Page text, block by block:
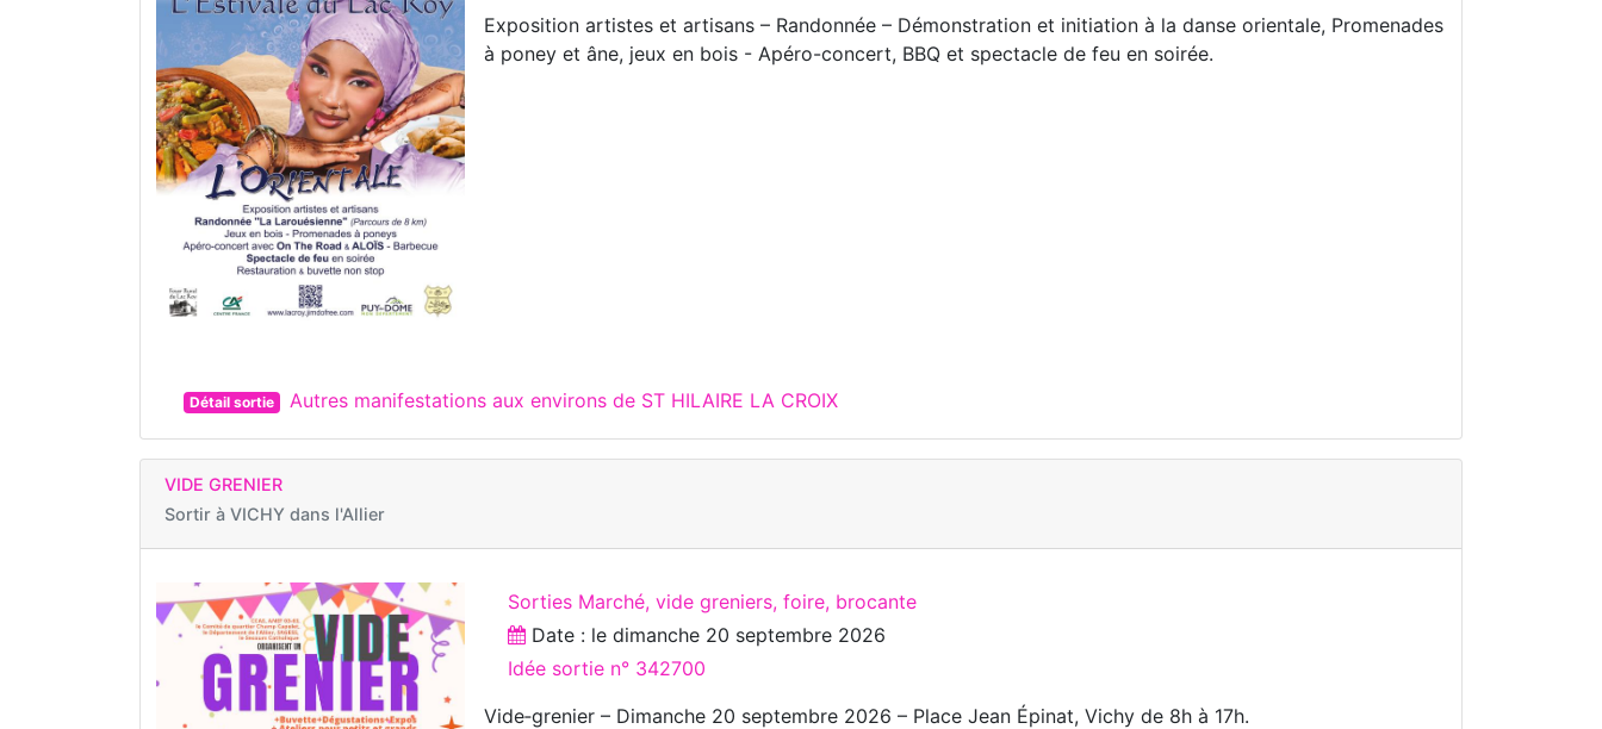
Exposition artistes et artisans – Randonnée – Démonstration et initiation à la danse orientale, Promenades
à poney et âne, jeux en bois - Apéro-concert, BBQ et spectacle de feu en soirée.
Détail sortie Autres manifestations aux environs de ST HILAIRE LA CROIX
VIDE GRENIER
Sortir à VICHY dans l'Allier
Sorties Marché, vide greniers, foire, brocante
Date : le dimanche 20 septembre 2026
Idée sortie n° 342700
Vide‑grenier – Dimanche 20 septembre 2026 – Place Jean Épinat, Vichy de 8h à 17h.